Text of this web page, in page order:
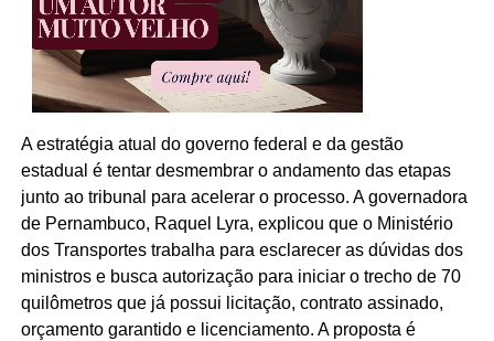
A estratégia atual do governo federal e da gestão
estadual é tentar desmembrar o andamento das etapas
junto ao tribunal para acelerar o processo. A governadora
de Pernambuco, Raquel Lyra, explicou que o Ministério
dos Transportes trabalha para esclarecer as dúvidas dos
ministros e busca autorização para iniciar o trecho de 70
quilômetros que já possui licitação, contrato assinado,
orçamento garantido e licenciamento. A proposta é